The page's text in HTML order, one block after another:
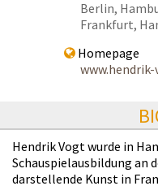
Berlin,
Frankfurt,
Homepage
Hendrik Vogt wurde in
Schauspielausbildung an
darstellende Kunst in